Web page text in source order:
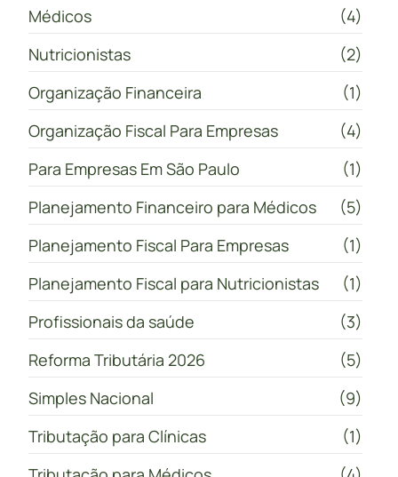
Médicos
(4)
Nutricionistas
(2)
Organização Financeira
(1)
Organização Fiscal Para Empresas
(4)
Para Empresas Em São Paulo
(1)
Planejamento Financeiro para Médicos
(5)
Planejamento Fiscal Para Empresas
(1)
Planejamento Fiscal para Nutricionistas
(1)
Profissionais da saúde
(3)
Reforma Tributária 2026
(5)
Simples Nacional
(9)
Tributação para Clínicas
(1)